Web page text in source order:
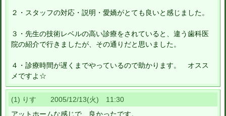
２・スタッフの対応・説明・愛嬌がとても良いと感じました。
３・先生の技術レベルの高い診療をされていると、違う歯科医
院の紹介で行きましたが、その通りだと思いました。
４・診療時間が遅くまでやっているので助かります。 オスス
メですよ☆
(1) りす 2005/12/13(火) 11:30
アットホームな感じで、良かったです。